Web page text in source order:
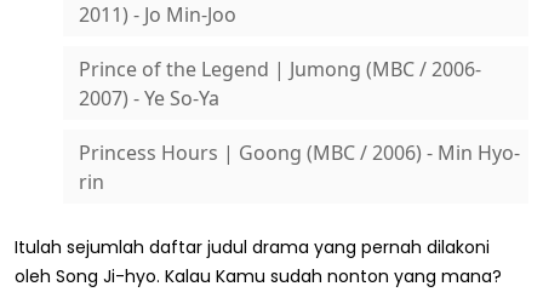
2011) - Jo Min-Joo
Prince of the Legend | Jumong (MBC / 2006-
2007) - Ye So-Ya
Princess Hours | Goong (MBC / 2006) - Min Hyo-
rin
Itulah sejumlah daftar judul drama yang pernah dilakoni
oleh Song Ji-hyo. Kalau Kamu sudah nonton yang mana?